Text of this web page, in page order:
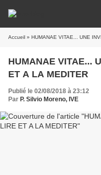
Accueil » HUMANAE VITAE... UNE
HUMANAE VITAE...
ET A LA MEDITER
Publié le 02/08/2018 à 23:12
Par P. Silvio Moreno, IVE